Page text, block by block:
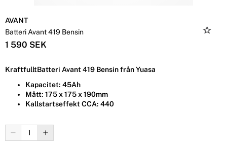
AVANT
Batteri Avant 419 Bensin
1 590 SEK
KraftfulltBatteri Avant 419 Bensin från Yuasa
Kapacitet: 45Ah
Mått: 175 x 175 x 190mm
Kallstartseffekt CCA: 440